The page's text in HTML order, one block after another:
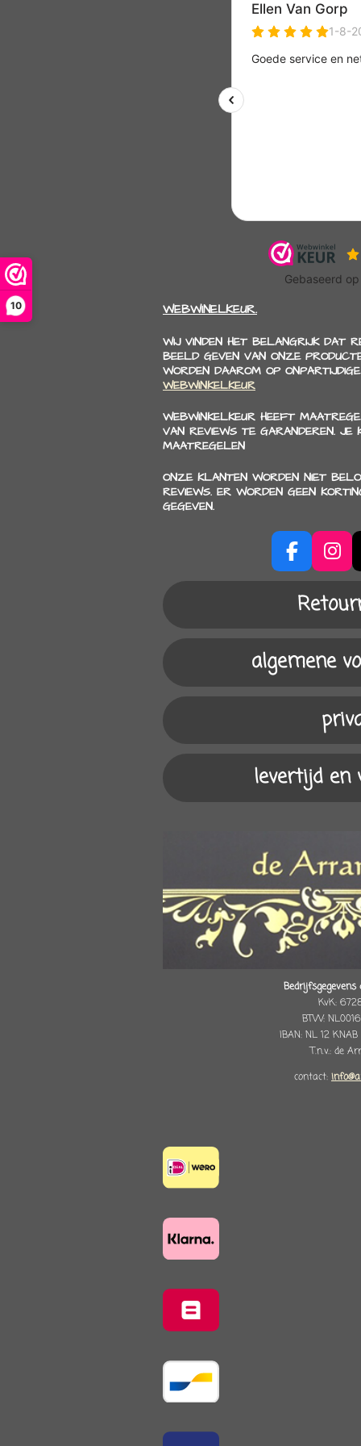
10
WEBWINELKEUR.
WIJ VINDEN HET BELANGRIJK DAT
BEELD GEVEN VAN ONZE
WORDEN DAAROM OP
WEBWINKELKEUR
WEBWINKELKEUR HEEFT
VAN REVIEWS TE GARANDEREN. JE
MAATREGELEN
ONZE KLANTEN WORDEN NIET
REVIEWS. ER WORDEN GEEN
GEGEVEN.
F
a
b
o
k
I
n
s
t
a
r
a
m
algemene
levertijd en
Bedrijfsgegevens
KvK:
BTW:
IBAN: NL 12
T.n.v.: de
contact: